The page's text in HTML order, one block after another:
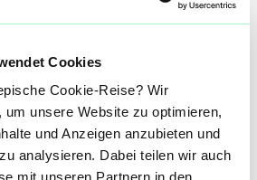
Cookies
Cookie-Reise? Wir
unsere Website zu optimieren,
und Anzeigen anzubieten und
analysieren. Dabei teilen wir auch
mit unseren Partnern in den
bei*
dieser Seite beruhen auf
unserer Nutzer und
professionelle medizinische
den Rat eines Arztes ein,